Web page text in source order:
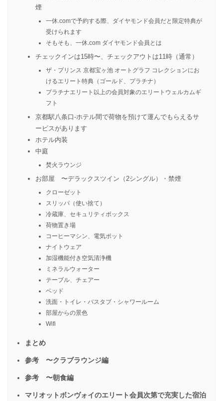
煙
一休.comで予約する際、ダイヤモンド会員だと限定特典が
受けられます
そもそも、一休.com ダイヤモンド会員とは
チェックインは15時〜、チェックアウトは11時（通常）
ザ・プリンス 京都宝ヶ池 オートグラフ コレクションにお
けるエリート特典（ゴールド、プラチナ）
プラチナエリート以上の会員対象のエリートウェルカムギ
フト
京都駅八条口-ホテル間で荷物を預けて運んでもらえるサ
ービスがあります
ホテル内装
中庭
焚火ラウンジ
お部屋 〜デラックスツイン（2シングル）・禁煙
クローゼット
スリッパ（使い捨て）
冷蔵庫、セキュリティボックス
荷物置き場
コーヒーマシン、電気ポット
ナイトウェア
加湿機能付き空気清浄機
ミネラルウォーター
テーブル、チェアー
ベッド
洗面・トイレ・バスタブ・シャワールーム
部屋からの景色
Wifi
まとめ
参考 〜クラブラウンジ編
参考 〜朝食編
マリオットボンヴォイのエリート会員次第で充実した宿泊